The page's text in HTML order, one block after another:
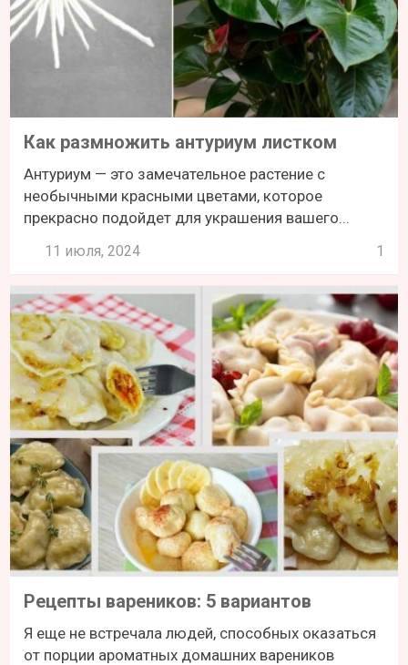
Как размножить антуриум листком
Антуриум — это замечательное растение с
необычными красными цветами, которое
прекрасно подойдет для украшения вашего...
11 июля, 2024 1
Рецепты вареников: 5 вариантов
Я еще не встречала людей, способных оказаться
от порции ароматных домашних вареников